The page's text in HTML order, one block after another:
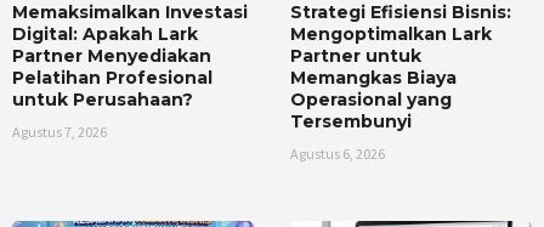
Memaksimalkan Investasi
Digital: Apakah Lark
Partner Menyediakan
Pelatihan Profesional
untuk Perusahaan?
Agustus 7, 2026
Strategi Efisiensi Bisnis:
Mengoptimalkan Lark
Partner untuk
Memangkas Biaya
Operasional yang
Tersembunyi
Agustus 6, 2026